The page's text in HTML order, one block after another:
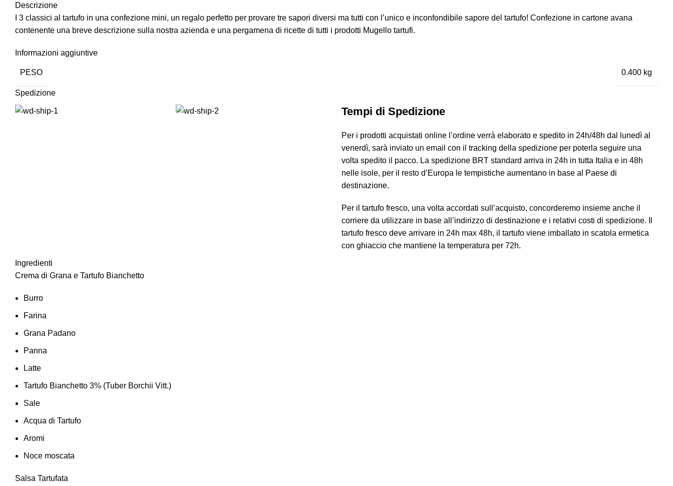
Descrizione
I 3 classici al tartufo in una confezione mini, un regalo perfetto per provare tre sapori diversi ma tutti con l’unico e inconfondibile sapore del tartufo! Confezione in cartone avana
contenente una breve descrizione sulla nostra azienda e una pergamena di ricette di tutti i prodotti Mugello tartufi.
Informazioni aggiuntive
PESO 0.400 kg
Spedizione
Tempi di Spedizione
Per i prodotti acquistati online l’ordine verrà elaborato e spedito in 24h/48h dal lunedì al
venerdì, sarà inviato un email con il tracking della spedizione per poterla seguire una
volta spedito il pacco. La spedizione BRT standard arriva in 24h in tutta Italia e in 48h
nelle isole, per il resto d’Europa le tempistiche aumentano in base al Paese di
destinazione.
Per il tartufo fresco, una volta accordati sull’acquisto, concorderemo insieme anche il
corriere da utilizzare in base all’indirizzo di destinazione e i relativi costi di spedizione. Il
tartufo fresco deve arrivare in 24h max 48h, il tartufo viene imballato in scatola ermetica
con ghiaccio che mantiene la temperatura per 72h.
Ingredienti
Crema di Grana e Tartufo Bianchetto
Burro
Farina
Grana Padano
Panna
Latte
Tartufo Bianchetto 3% (Tuber Borchii Vitt.)
Sale
Acqua di Tartufo
Aromi
Noce moscata
Salsa Tartufata